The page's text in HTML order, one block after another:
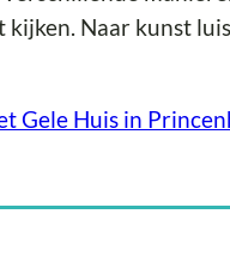
Naar kunst
Gele Huis in